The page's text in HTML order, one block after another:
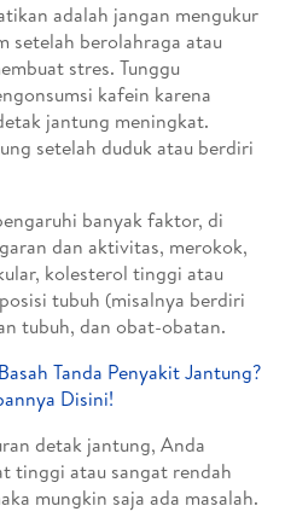
adalah jangan mengukur
setelah berolahraga atau
stres. Tunggu
kafein karena
jantung meningkat.
setelah duduk atau berdiri
banyak faktor, di
dan aktivitas, merokok,
kolesterol tinggi atau
tubuh (misalnya berdiri
tubuh, dan obat-obatan.
Tanda Penyakit Jantung?
Disini!
detak jantung, Anda
tinggi atau sangat rendah
mungkin saja ada masalah.